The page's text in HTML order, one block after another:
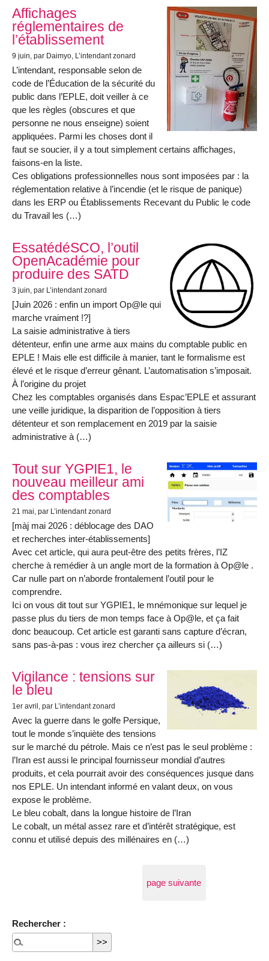
Affichages
réglementaires de
l’établissement
9 juin, par Daimyo, L’intendant zonard
L’intendant, responsable selon de
code de l’Éducation de la sécurité du
public dans l’EPLE, doit veiller à ce
que les règles (obscures et que
personne ne nous enseigne) soient
appliquées. Parmi les choses dont il
faut se soucier, il y a tout simplement certains affichages,
faisons-en la liste.
Ces obligations professionnelles nous sont imposées par : la
réglementation relative à l’incendie (et le risque de panique)
dans les ERP ou Établissements Recevant du Public le code
du Travail les (…)
EssatédéSCO, l’outil
OpenAcadémie pour
produire des SATD
3 juin, par L’intendant zonard
[Juin 2026 : enfin un import Op@le qui
marche vraiment !?]
La saisie administrative à tiers
détenteur, enfin une arme aux mains du comptable public en
EPLE ! Mais elle est difficile à manier, tant le formalisme est
élevé et le risque d’erreur gênant. L’automatisation s’imposait.
À l’origine du projet
Chez les comptables organisés dans Espac’EPLE et assurant
une veille juridique, la disparition de l’opposition à tiers
détenteur et son remplacement en 2019 par la saisie
administrative à (…)
Tout sur YGPIE1, le
nouveau meilleur ami
des comptables
21 mai, par L’intendant zonard
[màj mai 2026 : déblocage des DAO
et recherches inter-établissements]
Avec cet article, qui aura peut-être des petits frères, l’IZ
cherche à remédier à un angle mort de la formation à Op@le .
Car nulle part on n’aborde frontalement l’outil pour le
comprendre.
Ici on vous dit tout sur YGPIE1, le mnémonique sur lequel je
passe plus du tiers de mon temps face à Op@le, et ça fait
donc beaucoup. Cet article est garanti sans capture d’écran,
sans pas-à-pas : vous irez chercher ça ailleurs si (…)
Vigilance : tensions sur
le bleu
1er avril , par L’intendant zonard
Avec la guerre dans le golfe Persique,
tout le monde s’inquiète des tensions
sur le marché du pétrole. Mais ce n’est pas le seul problème :
l’Iran est aussi le principal fournisseur mondial d’autres
produits, et cela pourrait avoir des conséquences jusque dans
nos EPLE. Un intendant informé en valant deux, on vous
expose le problème.
Le bleu cobalt, dans la longue histoire de l’Iran
Le cobalt, un métal assez rare et d’intérêt stratégique, est
connu et utilisé depuis des millénaires en (…)
page suivante
Rechercher :